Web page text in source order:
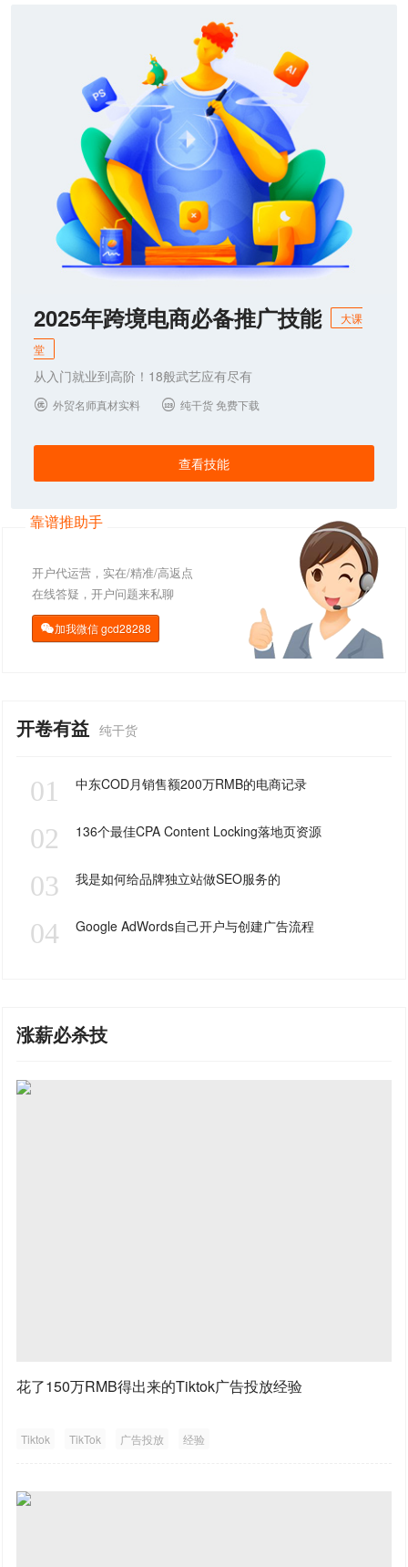
2025年跨境电商必备推广技能
大课
堂
从入门就业到高阶！18般武艺应有尽有
 外贸名师真材实料  纯干货 免费下载
查看技能
靠谱推助手
开户代运营，实在/精准/高返点
在线答疑，开户问题来私聊
加我微信gcd28288
开卷有益 纯干货
01 中东COD月销售额200万RMB的电商记录
02 136个最佳CPA Content Locking落地页资源
03 我是如何给品牌独立站做SEO服务的
04 Google AdWords自己开户与创建广告流程
涨薪必杀技
花了150万RMB得出来的Tiktok广告投放经验
Tiktok TikTok 广告投放 经验